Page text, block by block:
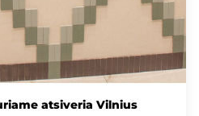
atsiveria Vilnius